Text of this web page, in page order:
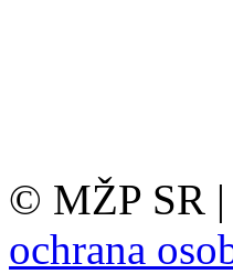
© MŽP SR |
ochrana